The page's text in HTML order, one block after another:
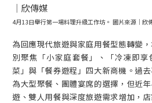
4月13日舉行第一場料理升級工作坊。 圖片來源｜欣
為回應現代旅遊與家庭用餐型態轉變
別聚焦「小家庭套餐」、「冷凍即享
菜」與「餐券遊程」四大新商機。過
為大型聚餐、團體宴席的選擇，但近
遊、雙人用餐與深度旅遊需求增加，